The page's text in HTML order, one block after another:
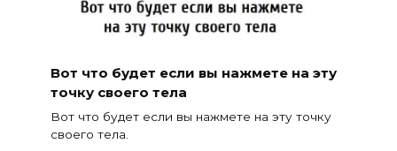
Вот что будет если вы нажмете на эту
точку своего тела
Вот что будет если вы нажмете на эту точку
своего тела.